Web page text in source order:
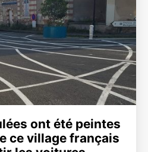
ont été peintes
ce village français